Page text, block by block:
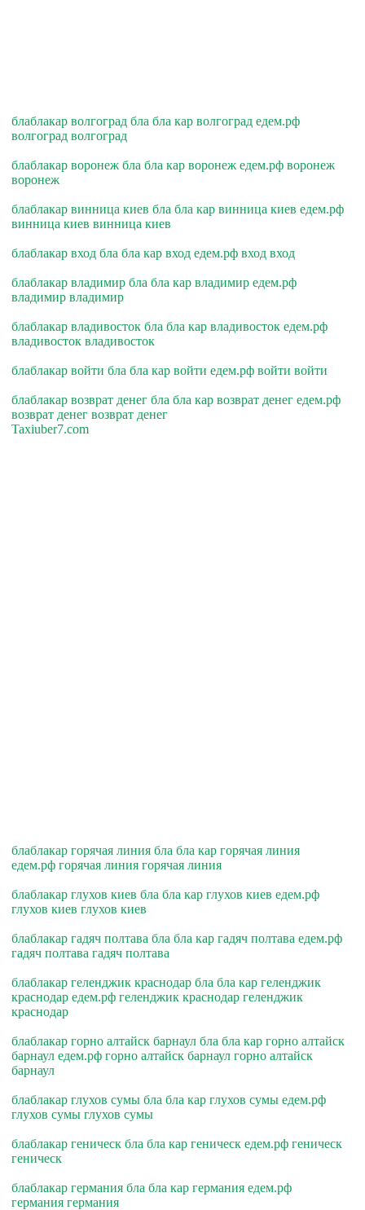
блаблакар волгоград бла бла кар волгоград едем.рф
волгоград волгоград
блаблакар воронеж бла бла кар воронеж едем.рф воронеж
воронеж
блаблакар винница киев бла бла кар винница киев едем.рф
винница киев винница киев
блаблакар вход бла бла кар вход едем.рф вход вход
блаблакар владимир бла бла кар владимир едем.рф
владимир владимир
блаблакар владивосток бла бла кар владивосток едем.рф
владивосток владивосток
блаблакар войти бла бла кар войти едем.рф войти войти
блаблакар возврат денег бла бла кар возврат денег едем.рф
возврат денег возврат денег
Taxiuber7.com
блаблакар горячая линия бла бла кар горячая линия
едем.рф горячая линия горячая линия
блаблакар глухов киев бла бла кар глухов киев едем.рф
глухов киев глухов киев
блаблакар гадяч полтава бла бла кар гадяч полтава едем.рф
гадяч полтава гадяч полтава
блаблакар геленджик краснодар бла бла кар геленджик
краснодар едем.рф геленджик краснодар геленджик
краснодар
блаблакар горно алтайск барнаул бла бла кар горно алтайск
барнаул едем.рф горно алтайск барнаул горно алтайск
барнаул
блаблакар глухов сумы бла бла кар глухов сумы едем.рф
глухов сумы глухов сумы
блаблакар геническ бла бла кар геническ едем.рф геническ
геническ
блаблакар германия бла бла кар германия едем.рф
германия германия